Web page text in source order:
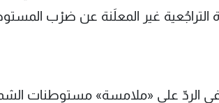
التراجُعية غير المعلَنة عن ضرْب
الردّ على «ملامسة» مستوطنات الشمال